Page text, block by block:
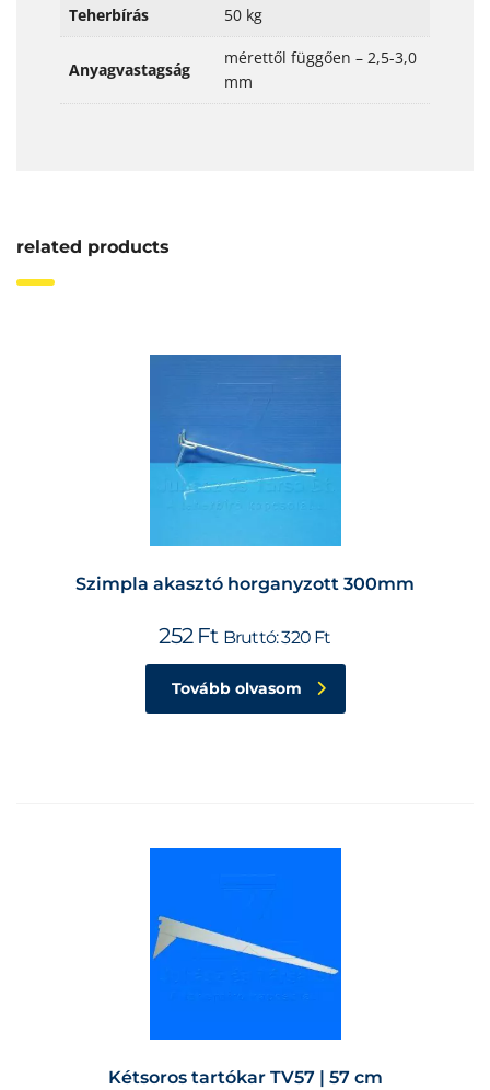
Teherbírás 50 kg
Anyagvastagság
mérettől függően – 2,5-3,0
mm
related products
Szimpla akasztó horganyzott 300mm
252 Ft Bruttó:320 Ft
Tovább olvasom
Kétsoros tartókar TV57 | 57 cm